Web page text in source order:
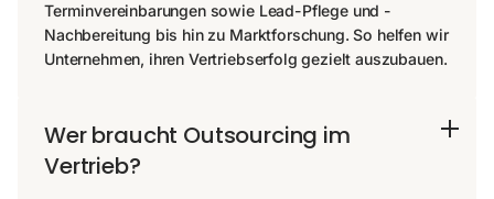
Terminvereinbarungen sowie Lead-Pflege und -
Nachbereitung bis hin zu Marktforschung. So helfen wir
Unternehmen, ihren Vertriebserfolg gezielt auszubauen.
Wer braucht Outsourcing im
Vertrieb?